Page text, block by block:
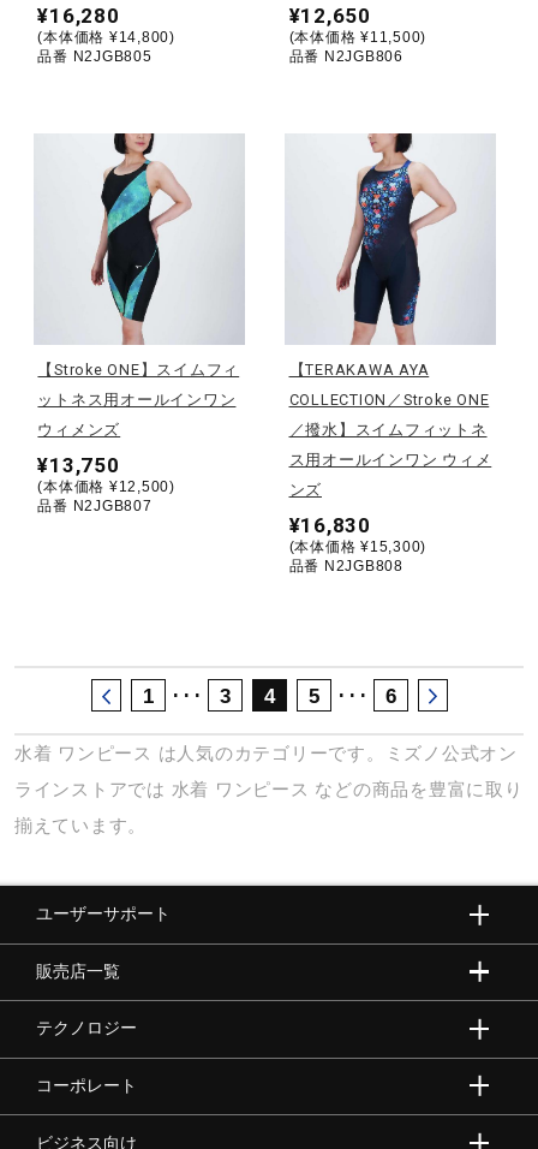
直営店一覧
取扱店一覧
¥16,280
(本体価格 ¥14,800)
品番 N2JGB805
¥12,650
(本体価格 ¥11,500)
品番 N2JGB806
【Stroke ONE】スイムフィ
ットネス用オールインワン
ウィメンズ
¥13,750
(本体価格 ¥12,500)
品番 N2JGB807
【TERAKAWA AYA
COLLECTION／Stroke ONE
／撥水】スイムフィットネ
ス用オールインワン ウィメ
ンズ
¥16,830
(本体価格 ¥15,300)
品番 N2JGB808
1 ･･･ 3 4 5 ･･･ 6
水着 ワンピース は人気のカテゴリーです。ミズノ公式オン
ラインストアでは 水着 ワンピース などの商品を豊富に取り
揃えています。
ユーザーサポート
販売店一覧
テクノロジー
コーポレート
ビジネス向け